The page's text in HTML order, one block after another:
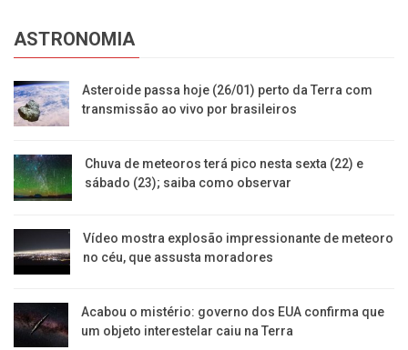
ASTRONOMIA
Asteroide passa hoje (26/01) perto da Terra com
transmissão ao vivo por brasileiros
Chuva de meteoros terá pico nesta sexta (22) e
sábado (23); saiba como observar
Vídeo mostra explosão impressionante de meteoro
no céu, que assusta moradores
Acabou o mistério: governo dos EUA confirma que
um objeto interestelar caiu na Terra